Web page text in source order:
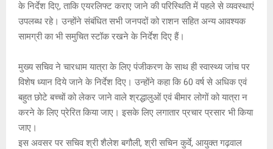
के निर्देश दिए, ताकि एयरलिफ्ट कराए जाने की परिस्थिति में पहले से व्यवस्थाएं
उपलब्ध रहे। उन्होंने संबंधित सभी जनपदों को राशन सहित अन्य आवश्यक
सामग्री का भी समुचित स्टॉक रखने के निर्देश दिए हैं।
मुख्य सचिव ने चारधाम यात्रा के लिए पंजीकरण के साथ ही स्वास्थ्य जांच पर
विशेष ध्यान दिये जाने के निर्देश दिए। उन्होंने कहा कि 60 वर्ष से अधिक एवं
बहुत छोटे बच्चों को लेकर जाने वाले श्रद्धालुओं एवं बीमार लोगों को यात्रा न
करने के लिए प्रेरित किया जाए। इसके लिए लगातार प्रचार प्रसार भी किया
जाए।
इस अवसर पर सचिव श्री शैलेश बगौली, श्री सचिन कुर्वे, आयुक्त गढ़वाल